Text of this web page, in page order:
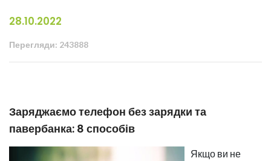
28.10.2022
Перегляди: 243888
Заряджаємо телефон без зарядки та
павербанка: 8 способів
Якщо ви не